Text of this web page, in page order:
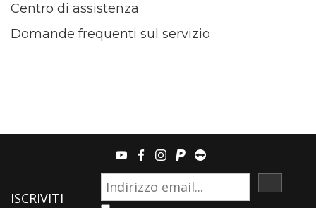
Centro di assistenza
Domande frequenti sul servizio
youtubefacebook
instagram
paypalteamviewer
ISCRIVITI